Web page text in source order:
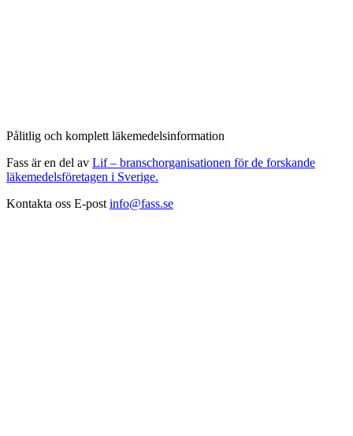
Pålitlig och komplett läkemedelsinformation
Fass är en del av Lif – branschorganisationen för de forskande
läkemedelsföretagen i Sverige.
Kontakta oss E-post info@fass.se